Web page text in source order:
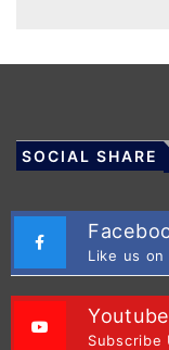
SOCIAL SHARE
Like us on
Youtube
Subscribe